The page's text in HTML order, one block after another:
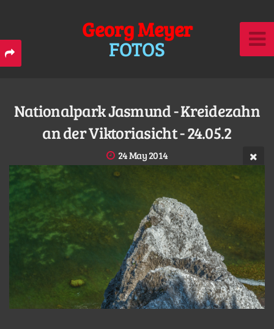
Georg Meyer
FOTOS
Nationalpark Jasmund - Kreidezahn
an der Viktoriasicht - 24.05.2
24 May 2014